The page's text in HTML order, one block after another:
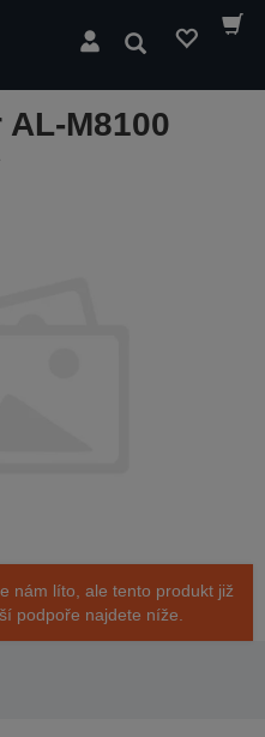
Hledat
M8100
nám líto, ale tento produkt již
podpoře najdete níže.